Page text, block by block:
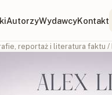
AutorzyWydawcyKontakt
reportaż i literatura faktu /